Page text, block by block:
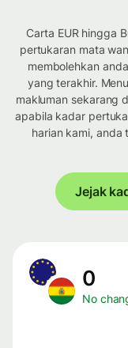
Carta EUR hingga
pertukaran mata
membolehkan
yang terakhir.
makluman sekarang
apabila kadar
harian kami,
Jejak
0
No